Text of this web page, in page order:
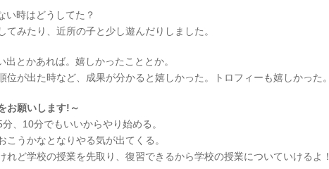
時はどうしてた？
みたり、近所の子と少し遊んだりしました。
とかあれば。嬉しかったこととか。
が出た時など、成果が分かると嬉しかった。トロフィーも嬉しかった。
お願いします!～
、10分でもいいからやり始める。
こうかなとなりやる気が出てくる。
れど学校の授業を先取り、復習できるから学校の授業についていけるよ！